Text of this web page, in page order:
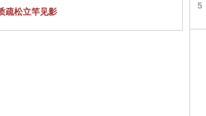
疏松立竿见影
5